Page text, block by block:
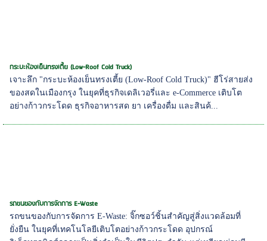
กระบะห้องเย็นทรงเตี้ย (Low-Roof Cold Truck)
เจาะลึก "กระบะห้องเย็นทรงเตี้ย (Low-Roof Cold Truck)" ฮีโร่สายส่ง
ของสดในเมืองกรุง ในยุคที่ธุรกิจเดลิเวอรี่และ e-Commerce เติบโต
อย่างก้าวกระโดด ธุรกิจอาหารสด ยา เครื่องดื่ม และสินค้...
รถขนของกับการจัดการ E-Waste
รถขนของกับการจัดการ E-Waste: จิ๊กซอว์ชิ้นสำคัญสู่สิ่งแวดล้อมที่
ยั่งยืน ในยุคที่เทคโนโลยีเติบโตอย่างก้าวกระโดด อุปกรณ์